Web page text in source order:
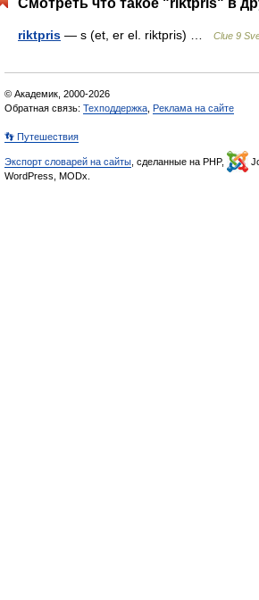
Смотреть что такое "riktpris" в
riktpris — s (et, er el. riktpris) … Clue 9
© Академик, 2000-2026
Обратная связь: Техподдержка Реклама на сайте
👣 Путешествия
Экспорт словарей на сайты , сделанные на PHP,
WordPress, MODx.